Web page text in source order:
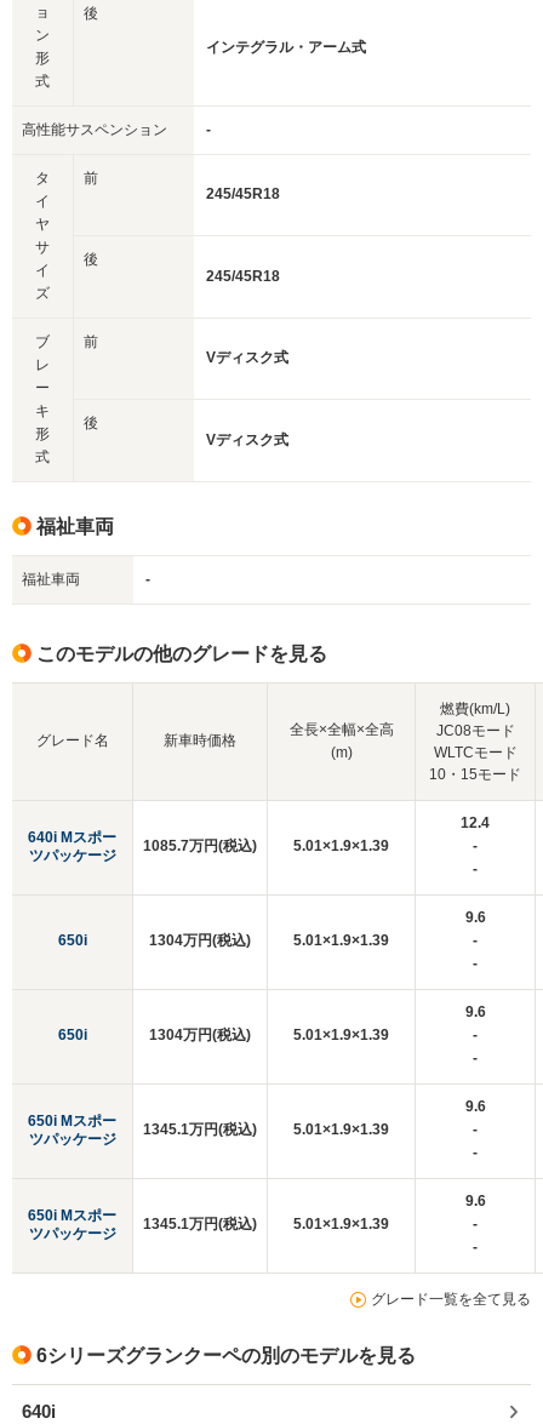
ョ
ン
形
式
後
インテグラル・アーム式
高性能サスペンション -
タ
イ
ヤ
サ
イ
ズ
前
245/45R18
後
245/45R18
ブ
レ
ー
キ
形
式
前
Vディスク式
後
Vディスク式
福祉車両
福祉車両 -
このモデルの他のグレードを見る
グレード名
640i Mスポー
ツパッケージ
650i
650i
650i Mスポー
ツパッケージ
650i Mスポー
ツパッケージ
新車時価格
全長×全幅×全高
(m)
燃費(km/L)
JC08モード
WLTCモード
10・15モード
1085.7万円(税込) 5.01×1.9×1.39
12.4
-
-
1304万円(税込) 5.01×1.9×1.39
9.6
-
-
1304万円(税込) 5.01×1.9×1.39
9.6
-
-
1345.1万円(税込) 5.01×1.9×1.39
9.6
-
-
1345.1万円(税込) 5.01×1.9×1.39
9.6
-
-
グレード一覧を全て見る
6シリーズグランクーペの別のモデルを見る
640i